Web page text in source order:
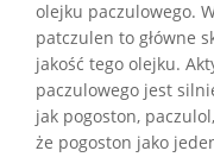
olejku paczulowego.
patczulen to główne
jakość tego olejku.
paczulowego jest
jak pogoston,
że pogoston jako